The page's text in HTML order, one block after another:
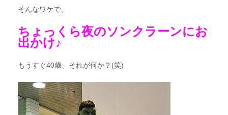
そんなワケで、
ちょっくら夜のソンクラーンにお
出かけ♪
もうすぐ40歳、それが何か？(笑)